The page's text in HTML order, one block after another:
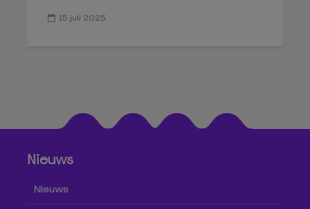
15 juli 2025
Nieuws
Nieuws